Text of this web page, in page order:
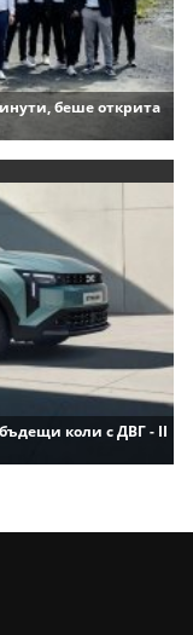
беше открита
коли с ДВГ - II